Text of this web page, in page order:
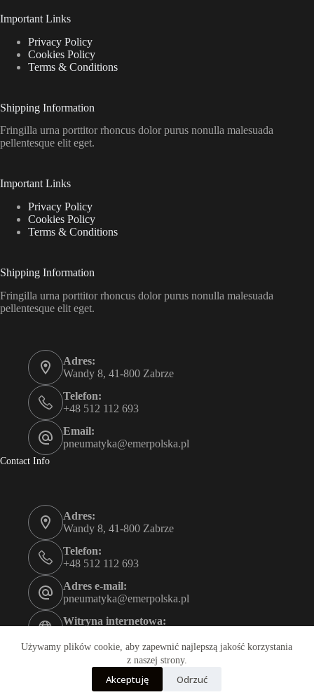
Używamy plików cookie, aby zapewnić najlepszą jakość korzystania
z naszej strony.
Akceptuję Odrzuć
Important Links
Privacy Policy
Cookies Policy
Terms & Conditions
Shipping Information
Fringilla urna porttitor rhoncus dolor purus nonulla malesuada
pellentesque elit eget.
Important Links
Privacy Policy
Cookies Policy
Terms & Conditions
Shipping Information
Fringilla urna porttitor rhoncus dolor purus nonulla malesuada
pellentesque elit eget.
Adres:
Wandy 8, 41-800 Zabrze
Telefon:
+48 512 112 693
Email:
pneumatyka@emerpolska.pl
Contact Info
Adres:
Wandy 8, 41-800 Zabrze
Telefon:
+48 512 112 693
Adres e-mail:
pneumatyka@emerpolska.pl
Witryna internetowa:
Godziny otwarcia
8:00-17:00
Copyright © 2026 - Motyw WordPress stworzony przez